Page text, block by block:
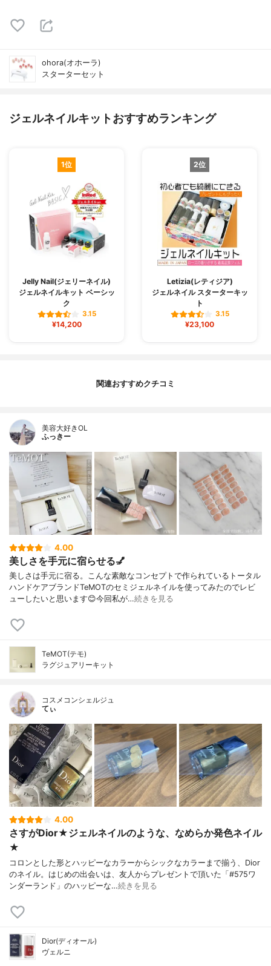
ohora(オホーラ)
スターターセット
ジェルネイルキットおすすめランキング
1位
Jelly Nail(ジェリーネイル)
ジェルネイルキット ベーシッ
ク
3.15
¥14,200
2位
Letizia(レティジア)
ジェルネイル スターターキッ
ト
3.15
¥23,100
関連おすすめクチコミ
美容大好きOL
ふっきー
4.00
美しさを手元に宿らせる💅
美しさは手元に宿る。こんな素敵なコンセプトで作られているトータル
ハンドケアブランドTeMOTのセミジェルネイルを使ってみたのでレビ
ューしたいと思います😊今回私が…続きを見る
TeMOT(テモ)
ラグジュアリーキット
コスメコンシェルジュ
てぃ
4.00
さすがDior★ジェルネイルのような、なめらか発色ネイル
★
コロンとした形とハッピーなカラーからシックなカラーまで揃う、Dior
のネイル。はじめの出会いは、友人からプレゼントで頂いた「#575ワ
ンダーランド」のハッピーな…続きを見る
Dior(ディオール)
ヴェルニ